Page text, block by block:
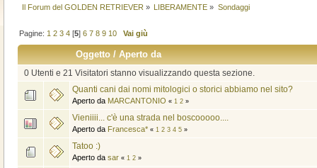
Il Forum del GOLDEN RETRIEVER » LIBERAMENTE » Sondaggi
Pagine: 1 2 3 4 [5]6 7 8 9 10 Vai giù
Oggetto/Aperto da
0 Utenti e 21 Visitatori stanno visualizzando questa sezione.
Quanti cani dai nomi mitologici o storici abbiamo nel sito?
Aperto da MARCANTONIO « 1 2»
Vieniiii... c'è una strada nel boscooooo....
Aperto da Francesca* « 1 2 3 4 5»
Tatoo :)
Aperto da sar « 1 2»